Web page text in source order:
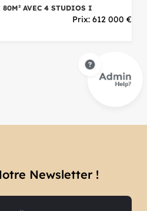
80M² AVEC 4 STUDIOS I
Prix: 612 000 €
Newsletter !​